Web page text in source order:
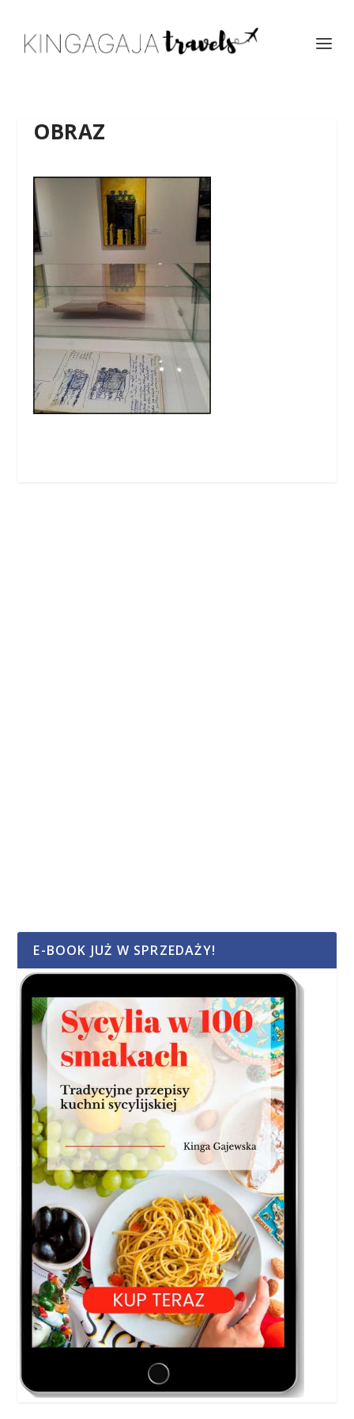
OBRAZ
E-BOOK JUŻ W SPRZEDAŻY!